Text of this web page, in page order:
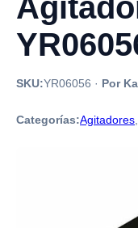
SKU:YR06056 · Por
Categorías:Agitadores